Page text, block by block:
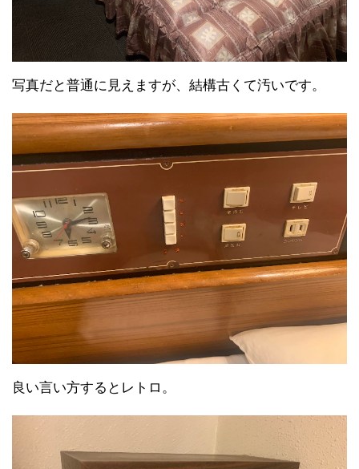
写真だと普通に見えますが、結構古くて汚いです。
良い言い方するとレトロ。